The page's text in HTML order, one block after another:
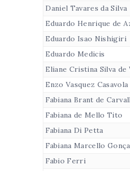
Daniel Tavares da Silva
Eduardo Henrique de
Eduardo Isao Nishigiri
Eduardo Medicis
Eliane Cristina Silva de
Enzo Vasquez
Fabiana Brant de
Fabiana de Mello Tito
Fabiana Di Petta
Fabiana Marcello
Fabio Ferri